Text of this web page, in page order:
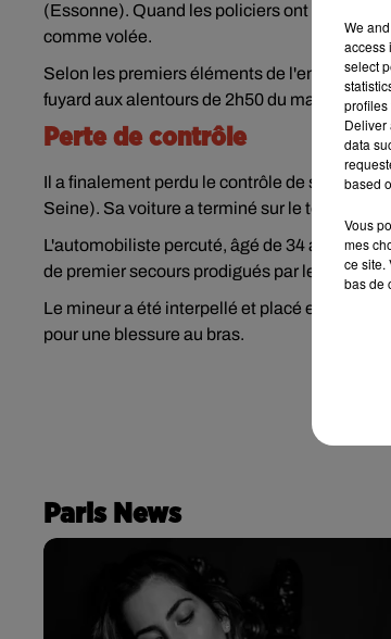
(Essonne). Quand les policiers ont passé
comme volée.
Selon les premiers éléments de l'enquête, le
fuyard aux alentours de 2h50 du matin. Sur la
Perte de contrôle
Il a finalement perdu le contrôle de son
Seine). Sa voiture a terminé sur le toit et s'est
L'automobiliste percuté, âgé de 34 ans, a
de premier secours prodigués par les
Le mineur a été interpellé et placé en garde
pour une blessure au bras.
Paris News
We and
access
select
profiles
Deliver
data
based
Vous
mes
ce site.
bas de